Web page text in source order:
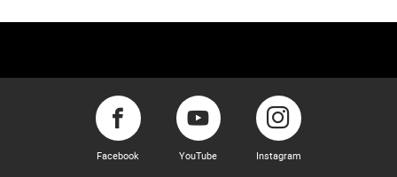
Facebook YouTube Instagram